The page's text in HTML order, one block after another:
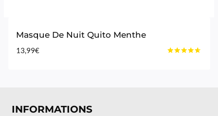
Masque De Nuit Quito Menthe
13,99€
INFORMATIONS